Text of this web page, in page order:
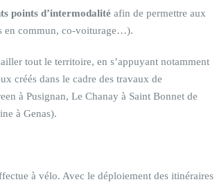
points d’intermodalité afin de permettre aux
en commun, co-voiturage…).
tout le territoire, en s’appuyant notamment
créés dans le cadre des travaux de
à Pusignan, Le Chanay à Saint Bonnet de
à Genas).
à vélo. Avec le déploiement des itinéraires